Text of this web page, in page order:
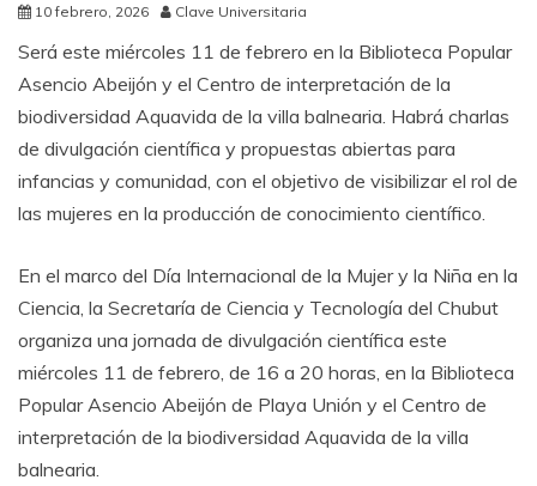
10 febrero, 2026 Clave Universitaria
Será este miércoles 11 de febrero en la Biblioteca Popular
Asencio Abeijón y el Centro de interpretación de la
biodiversidad Aquavida de la villa balnearia. Habrá charlas
de divulgación científica y propuestas abiertas para
infancias y comunidad, con el objetivo de visibilizar el rol de
las mujeres en la producción de conocimiento científico.
En el marco del Día Internacional de la Mujer y la Niña en la
Ciencia, la Secretaría de Ciencia y Tecnología del Chubut
organiza una jornada de divulgación científica este
miércoles 11 de febrero, de 16 a 20 horas, en la Biblioteca
Popular Asencio Abeijón de Playa Unión y el Centro de
interpretación de la biodiversidad Aquavida de la villa
balnearia.